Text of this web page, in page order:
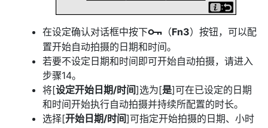
在设定确认对话框中按下g （Fn3）按钮，可以配
置开始自动拍摄的日期和时间。
若要不设定日期和时间即可开始自动拍摄，请进入
步骤14。
将[设定开始日期/时间]选为[是]可在已设定的日期
和时间开始执行自动拍摄并持续所配置的时长。
选择[开始日期/时间]可指定开始拍摄的日期、小时